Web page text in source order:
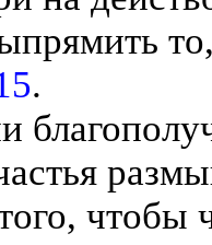
.
чтобы